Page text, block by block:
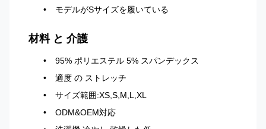
モデルがSサイズを履いている
材料 と 介護
95% ポリエステル 5% スパンデックス
適度 の ストレッチ
サイズ範囲:XS,S,M,L,XL
ODM&OEM対応